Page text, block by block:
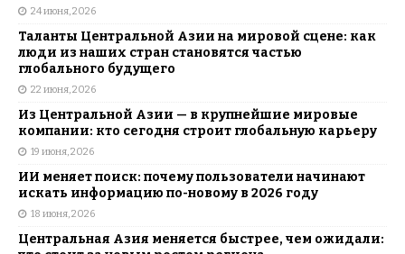
24 июня, 2026
Таланты Центральной Азии на мировой сцене: как
люди из наших стран становятся частью
глобального будущего
22 июня, 2026
Из Центральной Азии — в крупнейшие мировые
компании: кто сегодня строит глобальную карьеру
19 июня, 2026
ИИ меняет поиск: почему пользователи начинают
искать информацию по-новому в 2026 году
18 июня, 2026
Центральная Азия меняется быстрее, чем ожидали: